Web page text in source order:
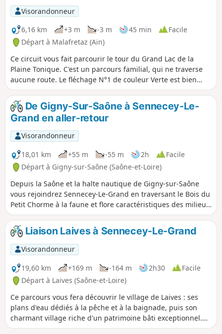
Visorandonneur
6,16 km
+3 m -3 m 45 min
Facile
Départ à Malafretaz (Ain)
Ce circuit vous fait parcourir le tour du Grand Lac de la
Plaine Tonique. C'est un parcours familial, qui ne traverse
aucune route. Le fléchage N°1 de couleur Verte est bien
présent.
De Gigny-Sur-Saône à Sennecey-Le-
Grand en aller-retour
Visorandonneur
18,01 km
+55 m -55 m 2h
Facile
Départ à Gigny-sur-Saône (Saône-et-Loire)
Depuis la Saône et la halte nautique de Gigny-sur-Saône
vous rejoindrez Sennecey-Le-Grand en traversant le Bois du
Petit Chorme à la faune et flore caractéristiques des milieux
naturels de lit de rivière... Après avoir traversé Sennecey-Le
Grand, et admiré l'église Romane de Saint-Julien, vous
arriverez au Parc de Ruffey : découverte de l'arboretum et
du verger conservatoire...
Liaison Laives à Sennecey-Le-Grand
Visorandonneur
19,60 km
+169 m -164 m 2h30
Facile
Départ à Laives (Saône-et-Loire)
Ce parcours vous fera découvrir le village de Laives : ses
plans d'eau dédiés à la pêche et à la baignade, puis son
charmant village riche d'un patrimoine bâti exceptionnel.
Arrivé au Mont Saint-Martin, profiter d'une vue splendide